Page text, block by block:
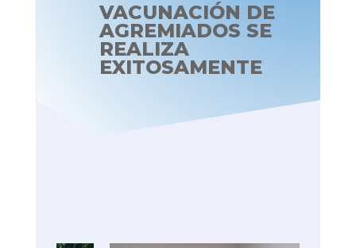
VACUNACIÓN DE
AGREMIADOS SE
REALIZA
EXITOSAMENTE